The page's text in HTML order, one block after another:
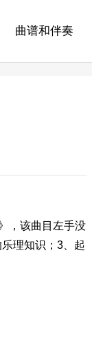
曲谱和伴奏
，该曲目左手没
理知识；3、起